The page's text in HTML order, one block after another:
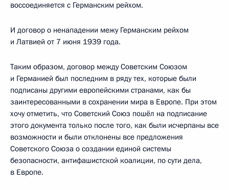
воссоединяется с Германским рейхом.
И договор о ненападении межу Германским рейхом
и Латвией от 7 июня 1939 года.
Таким образом, договор между Советским Союзом
и Германией был последним в ряду тех, которые были
подписаны другими европейскими странами, как бы
заинтересованными в сохранении мира в Европе. При этом
хочу отметить, что Советский Союз пошёл на подписание
этого документа только после того, как были исчерпаны все
возможности и были отклонены все предложения
Советского Союза о создании единой системы
безопасности, антифашистской коалиции, по сути дела,
в Европе.